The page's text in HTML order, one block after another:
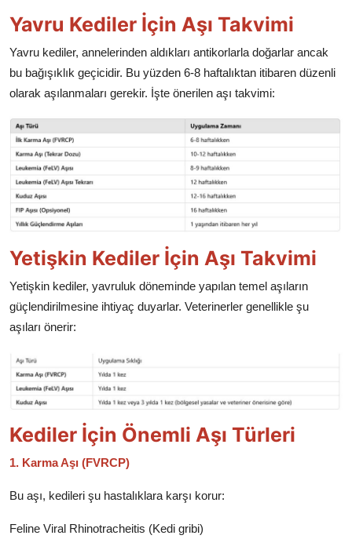
Yavru Kediler İçin Aşı Takvimi
Yavru kediler, annelerinden aldıkları antikorlarla doğarlar ancak
bu bağışıklık geçicidir. Bu yüzden 6-8 haftalıktan itibaren düzenli
olarak aşılanmaları gerekir. İşte önerilen aşı takvimi:
Yetişkin Kediler İçin Aşı Takvimi
Yetişkin kediler, yavruluk döneminde yapılan temel aşıların
güçlendirilmesine ihtiyaç duyarlar. Veterinerler genellikle şu
aşıları önerir:
Kediler İçin Önemli Aşı Türleri
1. Karma Aşı (FVRCP)
Bu aşı, kedileri şu hastalıklara karşı korur:
Feline Viral Rhinotracheitis (Kedi gribi)